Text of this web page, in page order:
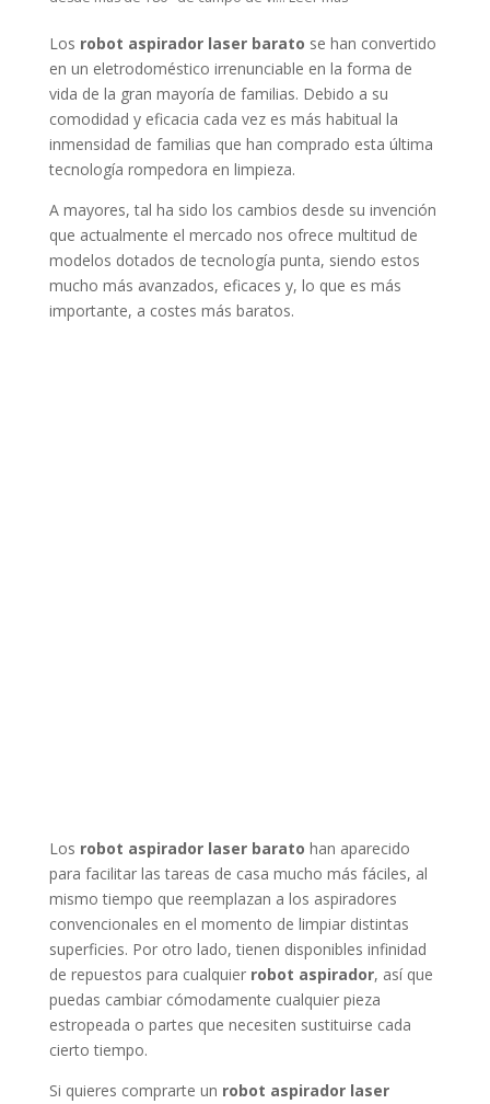
Los robot aspirador laser barato se han convertido
en un eletrodoméstico irrenunciable en la forma de
vida de la gran mayoría de familias. Debido a su
comodidad y eficacia cada vez es más habitual la
inmensidad de familias que han comprado esta última
tecnología rompedora en limpieza.
A mayores, tal ha sido los cambios desde su invención
que actualmente el mercado nos ofrece multitud de
modelos dotados de tecnología punta, siendo estos
mucho más avanzados, eficaces y, lo que es más
importante, a costes más baratos.
Los robot aspirador laser barato han aparecido
para facilitar las tareas de casa mucho más fáciles, al
mismo tiempo que reemplazan a los aspiradores
convencionales en el momento de limpiar distintas
superficies. Por otro lado, tienen disponibles infinidad
de repuestos para cualquier robot aspirador, así que
puedas cambiar cómodamente cualquier pieza
estropeada o partes que necesiten sustituirse cada
cierto tiempo.
Si quieres comprarte un robot aspirador laser